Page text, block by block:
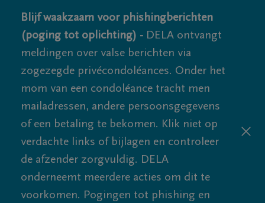
Blijf waakzaam voor phishingberichten
(poging tot oplichting) - DELA ontvangt
meldingen over valse berichten via
zogezegde privécondoléances. Onder het
mom van een condoléance tracht men
mailadressen, andere persoonsgegevens
of een betaling te bekomen. Klik niet op
verdachte links of bijlagen en controleer
de afzender zorgvuldig. DELA
onderneemt meerdere acties om dit te
voorkomen. Pogingen tot phishing en